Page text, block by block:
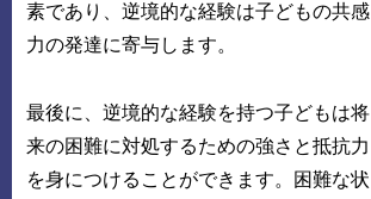
素であり、逆境的な経験は子どもの共感
力の発達に寄与します。
最後に、逆境的な経験を持つ子どもは将
来の困難に対処するための強さと抵抗力
を身につけることができます。困難な状